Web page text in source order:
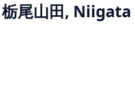
尾山田, Niigata